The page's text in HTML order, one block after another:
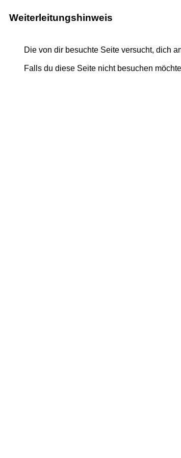
Weiterleitungshinweis
Die von dir besuchte Seite versucht, dich
Falls du diese Seite nicht besuchen